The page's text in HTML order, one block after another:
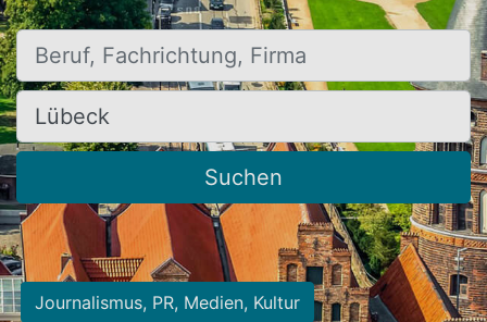
Beruf, Fachrichtung, Firma
Ort, Stadt
Suchen
Journalismus, PR, Medien, Kultur